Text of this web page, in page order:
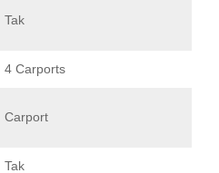
Tak
4 Carports
Carport
Tak